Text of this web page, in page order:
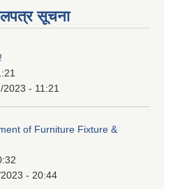
सूचना
- 11:21
of Furniture Fixture &
- 20:44